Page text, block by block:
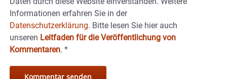
Informationen erfahren Sie in der
Datenschutzerklärung. Bitte lesen Sie hier auch
unseren Leitfaden für die Veröffentlichung von
Kommentaren. *